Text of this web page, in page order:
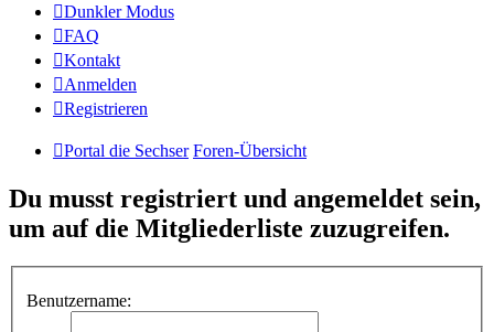
Dunkler Modus
FAQ
Kontakt
Anmelden
Registrieren
Portal die Sechser Foren-Übersicht
Du musst registriert und angemeldet sein,
um auf die Mitgliederliste zuzugreifen.
Benutzername: